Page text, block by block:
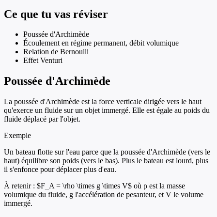
Ce que tu vas réviser
Poussée d'Archimède
Écoulement en régime permanent, débit volumique
Relation de Bernoulli
Effet Venturi
Poussée d'Archimède
La poussée d'Archimède est la force verticale dirigée vers le haut
qu'exerce un fluide sur un objet immergé. Elle est égale au poids du
fluide déplacé par l'objet.
Exemple
Un bateau flotte sur l'eau parce que la poussée d'Archimède (vers le
haut) équilibre son poids (vers le bas). Plus le bateau est lourd, plus
il s'enfonce pour déplacer plus d'eau.
À retenir : $F_A = \rho \times g \times V$ où ρ est la masse
volumique du fluide, g l'accélération de pesanteur, et V le volume
immergé.